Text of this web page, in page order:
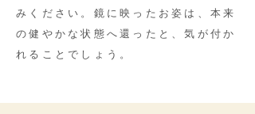
みください。鏡に映ったお姿は、本来
の健やかな状態へ還ったと、気が付か
れることでしょう。